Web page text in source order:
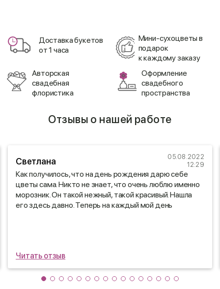
Доставка букетов
от 1 часа
Мини-сухоцветы в
подарок
к каждому заказу
Авторская
свадебная
флористика
Оформление
свадебного
пространства
Отзывы о нашей работе
Светлана
05.08.2022
12:29
Как получилось, что на день рождения дарю себе
цветы сама. Никто не знает, что очень люблю именно
морозник. Он такой нежный, такой красивый. Нашла
его здесь давно. Теперь на каждый мой день
Читать отзыв